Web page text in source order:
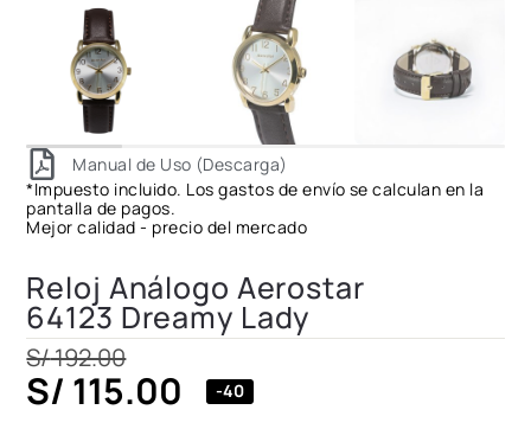
Manual de Uso (Descarga)
*Impuesto incluido. Los gastos de envío se calculan en la
pantalla de pagos.
Mejor calidad - precio del mercado
Reloj Análogo Aerostar
64123 Dreamy Lady
S/192.00
S/ 115.00 -40